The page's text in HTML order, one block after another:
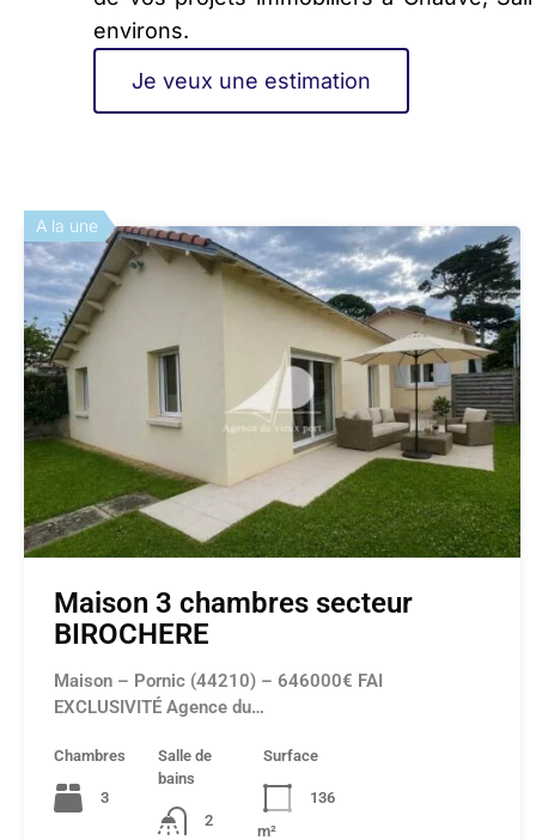
environs.
Je veux une estimation
A la une
Maison 3 chambres secteur
BIROCHERE
Maison – Pornic (44210) – 646000€ FAI
EXCLUSIVITÉ Agence du…
Chambres
3
Salle de
bains
2
Surface
136
m²